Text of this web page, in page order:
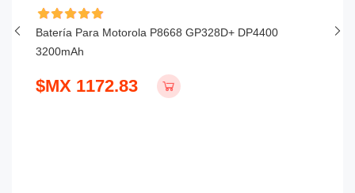
Batería Para Motorola P8668 GP328D+ DP4400
3200mAh
$MX 1172.83